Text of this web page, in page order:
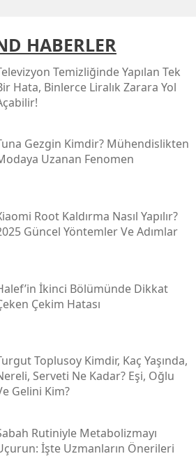
HABERLER
Temizliğinde Yapılan Tek
Hata, Binlerce Liralık Zarara Yol
Gezgin Kimdir? Mühendislikten
Uzanan Fenomen
Root Kaldırma Nasıl Yapılır?
Güncel Yöntemler Ve Adımlar
İkinci Bölümünde Dikkat
Çekim Hatası
Toplusoy Kimdir, Kaç Yaşında,
Serveti Ne Kadar? Eşi, Oğlu
Gelini Kim?
Rutiniyle Metabolizmayı
İşte Uzmanların Önerileri